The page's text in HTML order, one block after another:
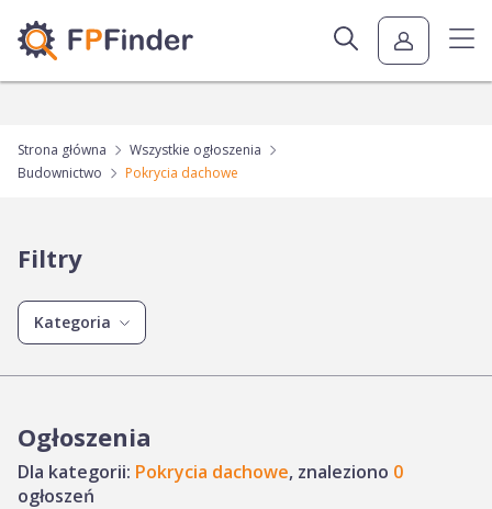
Strona główna
Wszystkie ogłoszenia
Budownictwo
Pokrycia dachowe
Filtry
Kategoria
Ogłoszenia
Dla kategorii: Pokrycia dachowe, znaleziono 0
ogłoszeń